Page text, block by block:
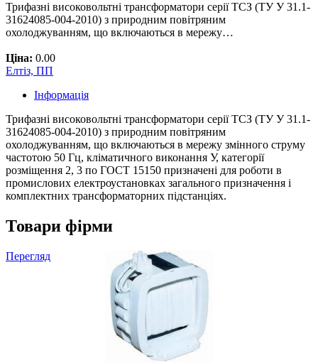
Трифазні високовольтні трансформатори серії ТСЗ (ТУ У 31.1-
31624085-004-2010) з природним повітряним
охолоджуванням, що включаються в мережу…
Ціна: 0.00
Елтіз, ПП
Інформація
Трифазні високовольтні трансформатори серії ТСЗ (ТУ У 31.1-
31624085-004-2010) з природним повітряним
охолоджуванням, що включаються в мережу змінного струму
частотою 50 Гц, кліматичного виконання У, категорії
розміщення 2, 3 по ГОСТ 15150 призначені для роботи в
промислових електроустановках загального призначення і
комплектних трансформаторних підстанціях.
Товари фірми
Перегляд